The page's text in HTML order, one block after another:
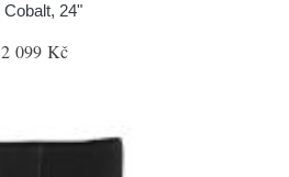
Cobalt, 24"
2 099 Kč